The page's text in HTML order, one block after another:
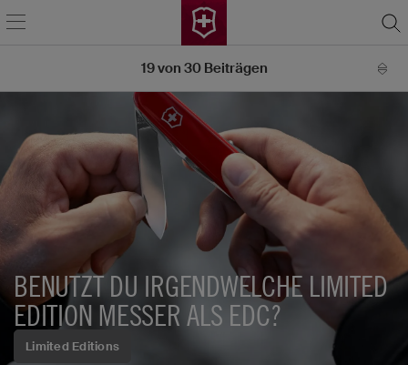
Limited Editions
BENUTZT DU IRGENDWELCHE LIMITED
EDITION MESSER ALS EDC?
19von 30Beiträgen